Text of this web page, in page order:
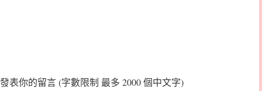
發表你的留言(字數限制 最多 2000 個中文字)